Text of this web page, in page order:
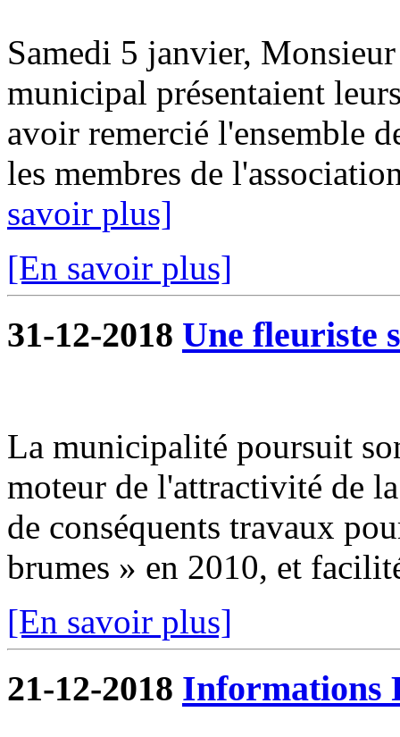
Samedi 5 janvier,
municipal présentaient
avoir remercié l'ensemble
les membres de
savoir plus]
[En savoir plus]
31-12-2018 Une fleuriste
La municipalité poursuit
moteur de l'attractivité de
de conséquents travaux
brumes » en 2010, et
[En savoir plus]
21-12-2018 Informations